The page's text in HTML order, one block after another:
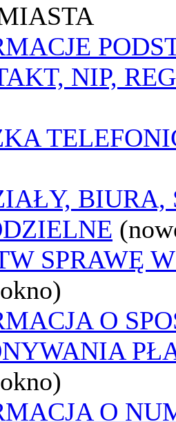
NIP,
BIURA,
SPRAWĘ
O
O